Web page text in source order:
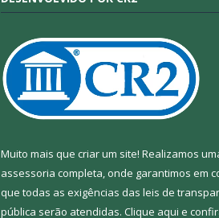
Muito mais que criar um site! Realizamos
assessoria completa, onde garantimos em
que todas as exigências das leis de
pública serão atendidas. Clique aqui e